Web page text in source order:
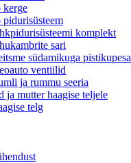
kerge
pidurisüsteem
komplekt
sari
südamikuga pistikupesa
ventiilid
ja rummu seeria
ja mutter haagise teljele
telg